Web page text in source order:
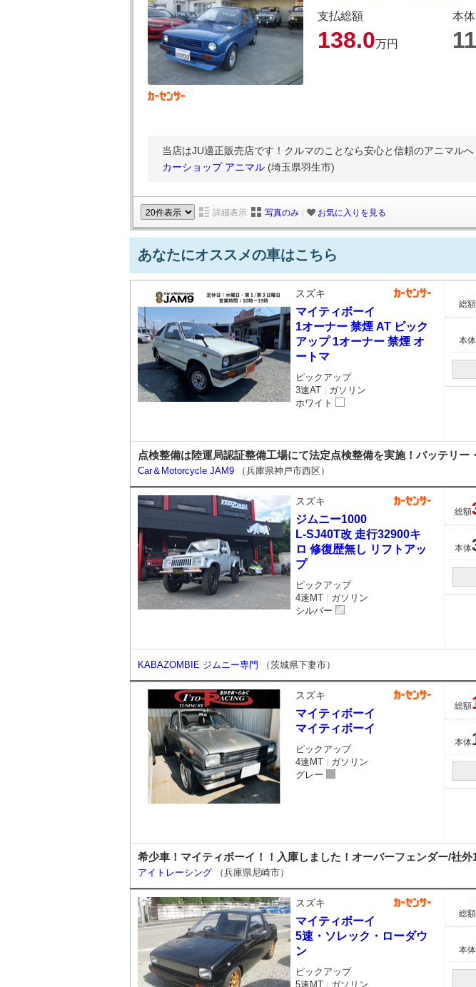
支払総額
138.0万円
本
当店はJU適正販売店です！クルマのことなら安心と信頼のアニマル
カーショップ アニマル (埼玉県羽生市)
詳細表示 写真のみ ｜ お気に入りを見る
あなたにオススメの車はこちら
スズキ
マイティボーイ
1オーナー 禁煙 AT ピック
アップ 1オーナー 禁煙 オ
ートマ
ピックアップ
3速AT ｜ ガソリン
ホワイト
総額
本体
点検整備は陸運局認証整備工場にて法定点検整備を実施！バッテリ
Car＆Motorcycle JAM9 （兵庫県神戸市西区）
スズキ
ジムニー1000
L-SJ40T改 走行32900キ
ロ 修復歴無し リフトアッ
プ
ピックアップ
4速MT ｜ ガソリン
シルバー
総額
本体
KABAZOMBIE ジムニー専門 （茨城県下妻市）
スズキ
マイティボーイ
マイティボーイ
ピックアップ
4速MT ｜ ガソリン
グレー
総額
本体
希少車！マイティボーイ！！入庫しました！オーバーフェンダー/社
アイトレーシング （兵庫県尼崎市）
スズキ
マイティボーイ
5速・ソレック・ローダウ
ン
ピックアップ
5速MT ｜ ガソリン
総額
本体